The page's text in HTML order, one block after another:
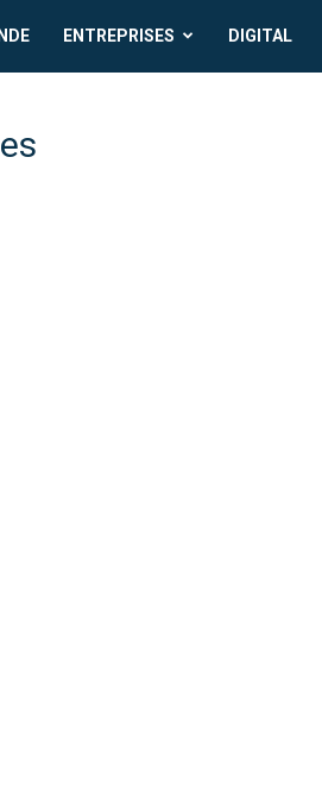
ENTREPRISES DIGITAL